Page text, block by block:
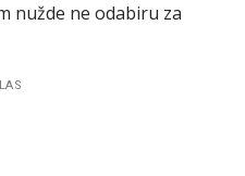
nužde ne odabiru za